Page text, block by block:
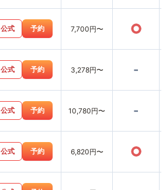
公式 予約 7,700円〜 ○
公式 予約 3,278円〜 -
公式 予約 10,780円〜 -
公式 予約 6,820円〜 ○